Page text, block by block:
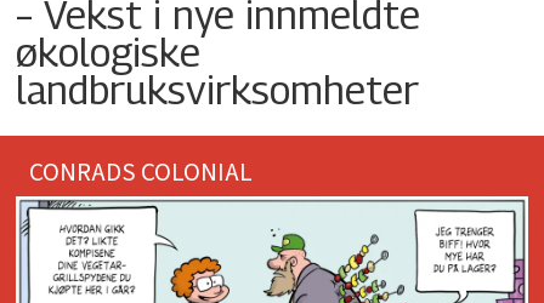
– Vekst i nye innmeldte
økologiske
landbruksvirksomheter
CONRADS COLONIAL